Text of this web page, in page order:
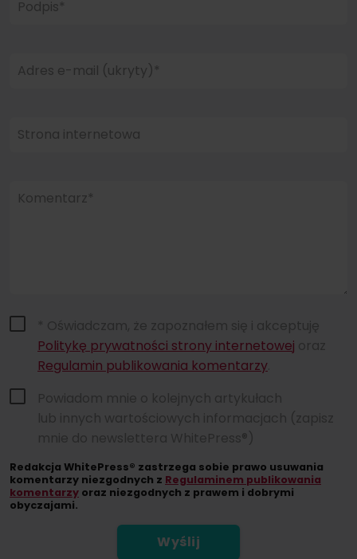
Podpis*
Adres e-mail (ukryty)*
Strona internetowa
Komentarz*
* Oświadczam, że zapoznałem się i akceptuję
Politykę prywatności strony internetowej oraz
Regulamin publikowania komentarzy
Powiadom mnie o kolejnych artykułach
lub innych wartościowych informacjach (zapisz
mnie do newslettera WhitePress®)
Redakcja WhitePress® zastrzega sobie prawo usuwania
komentarzy niezgodnych z Regulaminem publikowania
komentarzy oraz niezgodnych z prawem i dobrymi
obyczajami.
Wyślij